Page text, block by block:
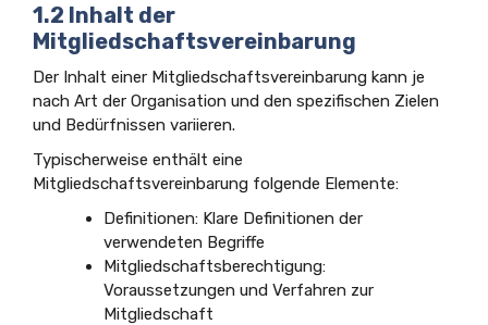
1.2 Inhalt der
Mitgliedschaftsvereinbarung
Der Inhalt einer Mitgliedschaftsvereinbarung kann je
nach Art der Organisation und den spezifischen Zielen
und Bedürfnissen variieren.
Typischerweise enthält eine
Mitgliedschaftsvereinbarung folgende Elemente:
Definitionen: Klare Definitionen der
verwendeten Begriffe
Mitgliedschaftsberechtigung:
Voraussetzungen und Verfahren zur
Mitgliedschaft